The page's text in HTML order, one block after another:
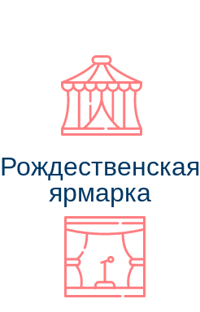
Рождественская
ярмарка